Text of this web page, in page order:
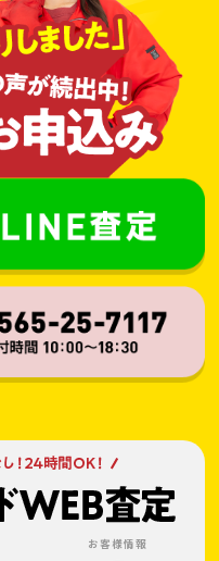
お客様情報